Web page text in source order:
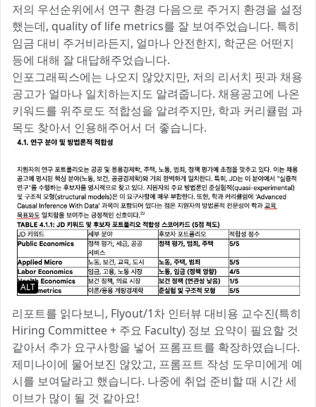
저의 우선순위에서 연구 환경 다음으로 주거지 환경을 설정
했는데, quality of life metrics를 잘 보여주었습니다. 특히
임금 대비 주거비라든지, 얼마나 안전한지, 학군은 어떤지
등에 대해 잘 대답해주었습니다.
인포그래픽스에는 나오지 않았지만, 저의 리서치 핏과 채용
공고가 얼마나 일치하는지도 알려줍니다. 채용공고에 나온
키워드를 위주로도 적합성을 알려주지만, 학과 커리큘럼 과
목도 찾아서 인용해주어서 더 좋습니다.
ALT
리포트를 읽다보니, Flyout/1차 인터뷰 대비용 교수진(특히
Hiring Committee + 주요 Faculty) 정보 요약이 필요할 것
같아서 추가 요구사항을 넣어 프롬프트를 확장하였습니다.
제미나이에 물어보진 않았고, 프롬프트 작성 도우미에게 예
시를 보여달라고 했습니다. 나중에 취업 준비할 때 시간 세
이브가 많이 될 것 같아요!